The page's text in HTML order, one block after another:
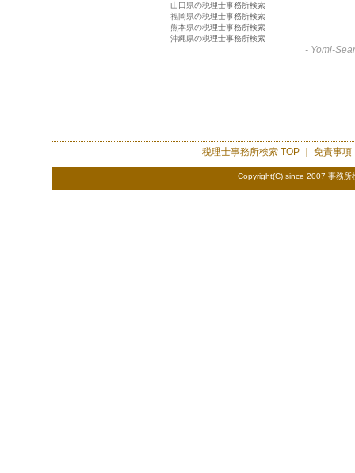
山口県の税理士事務所検索
福岡県の税理士事務所検索
熊本県の税理士事務所検索
沖縄県の税理士事務所検索
- Yomi-
税理士事務所検索TOP ｜ 免責事項
Copyright(C) since 2007 事務所